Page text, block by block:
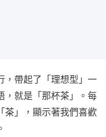
，帶起了「理想型」一
，就是「那杯茶」。每
茶」，顯示著我們喜歡